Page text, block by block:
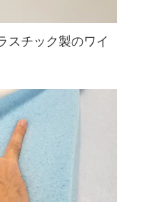
スチック製のワイ